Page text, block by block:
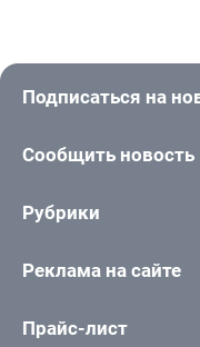
Подписаться на
Сообщить новость
Рубрики
Реклама на сайте
Прайс-лист